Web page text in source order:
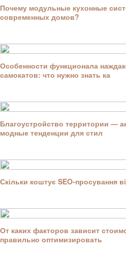
Почему модульные кухонные
современных домов?
Особенности функционала
самокатов: что нужно знать ка
Благоустройство территории —
модные тенденции для стил
Скільки коштує SEO-просування
От каких факторов зависит
правильно оптимизировать